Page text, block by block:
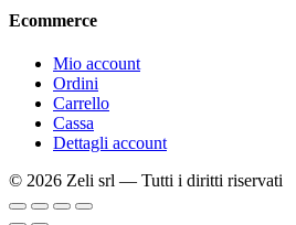
Ecommerce
Mio account
Ordini
Carrello
Cassa
Dettagli account
© 2026 Zeli srl — Tutti i diritti riservati